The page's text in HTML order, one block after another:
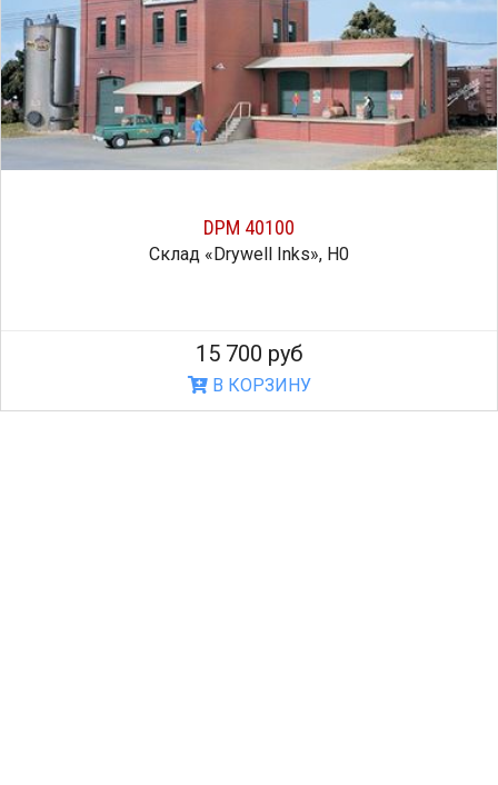
DPM 40100
Склад «Drywell Inks», H0
15 700 руб
В КОРЗИНУ